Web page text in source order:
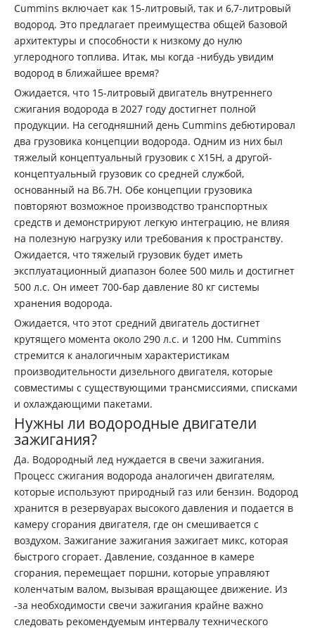
Cummins включает как 15-литровый, так и 6,7-литровый
водород. Это предлагает преимущества общей базовой
архитектуры и способности к низкому до нулю
углеродного топлива. Итак, мы когда -нибудь увидим
водород в ближайшее время?
Ожидается, что 15-литровый двигатель внутреннего
сжигания водорода в 2027 году достигнет полной
продукции. На сегодняшний день Cummins дебютировал
два грузовика концепции водорода. Одним из них был
тяжелый концептуальный грузовик с X15H, а другой-
концептуальный грузовик со средней службой,
основанный на B6.7H. Обе концепции грузовика
повторяют возможное производство транспортных
средств и демонстрируют легкую интеграцию, не влияя
на полезную нагрузку или требования к пространству.
Ожидается, что тяжелый грузовик будет иметь
эксплуатационный диапазон более 500 миль и достигнет
500 л.с. Он имеет 700-бар давление 80 кг системы
хранения водорода.
Ожидается, что этот средний двигатель достигнет
крутящего момента около 290 л.с. и 1200 Нм. Cummins
стремится к аналогичным характеристикам
производительности дизельного двигателя, которые
совместимы с существующими трансмиссиями, списками
и охлаждающими пакетами.
Нужны ли водородные двигатели
зажигания?
Да. Водородный лед нуждается в свечи зажигания.
Процесс сжигания водорода аналогичен двигателям,
которые используют природный газ или бензин. Водород
хранится в резервуарах высокого давления и подается в
камеру сгорания двигателя, где он смешивается с
воздухом. Зажигание зажигания зажигает микс, которая
быстрого сгорает. Давление, созданное в камере
сгорания, перемещает поршни, которые управляют
коленчатым валом, вызывая вращающее движение. Из
-за необходимости свечи зажигания крайне важно
следовать рекомендуемым интервалу технического